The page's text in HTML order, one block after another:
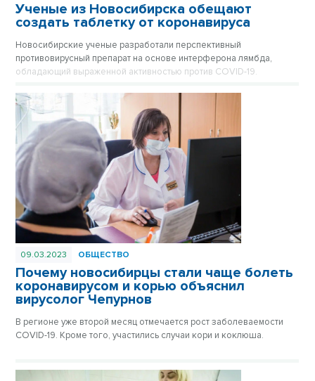
Ученые из Новосибирска обещают
создать таблетку от коронавируса
Новосибирские ученые разработали перспективный
противовирусный препарат на основе интерферона лямбда,
обладающий выраженной активностью против COVID-19.
09.03.2023 ОБЩЕСТВО
Почему новосибирцы стали чаще болеть
коронавирусом и корью объяснил
вирусолог Чепурнов
В регионе уже второй месяц отмечается рост заболеваемости
COVID-19. Кроме того, участились случаи кори и коклюша.